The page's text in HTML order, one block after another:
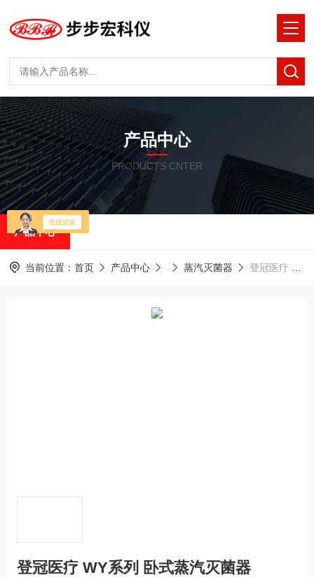
产品中心
PRODUCTS CNTER
产品中心
当前位置： 首页 产品中心 蒸汽灭菌器 登冠医疗 WY系列 卧式蒸汽灭菌器
登冠医疗 WY系列 卧式蒸汽灭菌器